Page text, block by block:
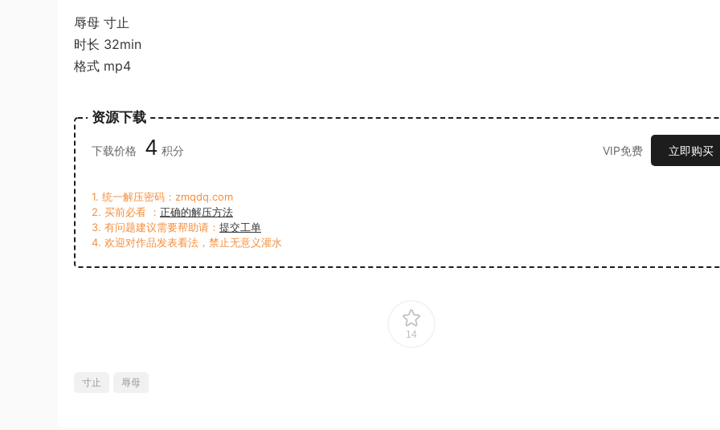
辱母 寸止
时长 32min
格式 mp4
资源下载
下载价格 4 积分 VIP免费 立即购买
1. 统一解压密码：zmqdq.com
2. 买前必看 ： 正确的解压方法
3. 有问题建议需要帮助请： 提交工单
4. 欢迎对作品发表看法，禁止无意义灌水
14
寸止 辱母